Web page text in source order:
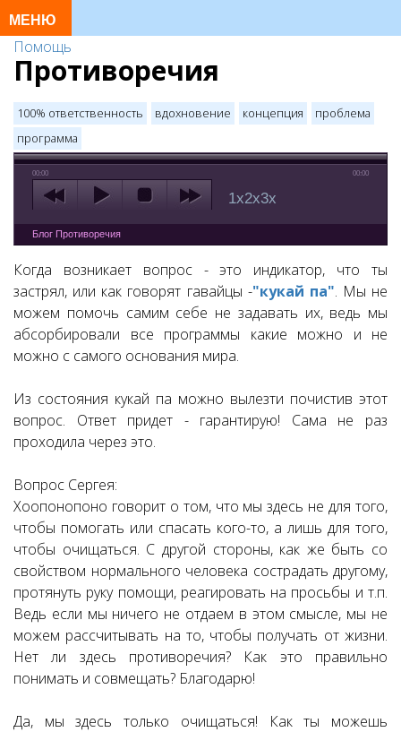
Помощь
Противоречия
100% ответственность вдохновение концепция
проблема
программа
00:00 00:00
1x2x3x
Блог Противоречия
Когда возникает вопрос - это индикатор, что ты
застрял, или как говорят гавайцы -"кукай па". Мы не
можем помочь самим себе не задавать их, ведь мы
абсорбировали все программы какие можно и не
можно с самого основания мира.
Из состояния кукай па можно вылезти почистив этот
вопрос. Ответ придет - гарантирую! Сама не раз
проходила через это.
Вопрос Сергея:
Хоопонопоно говорит о том, что мы здесь не для того,
чтобы помогать или спасать кого-то, а лишь для того,
чтобы очищаться. С другой стороны, как же быть со
свойством нормального человека сострадать другому,
протянуть руку помощи, реагировать на просьбы и т.п.
Ведь если мы ничего не отдаем в этом смысле, мы не
можем рассчитывать на то, чтобы получать от жизни.
Нет ли здесь противоречия? Как это правильно
понимать и совмещать? Благодарю!
Да, мы здесь только очищаться! Как ты можешь